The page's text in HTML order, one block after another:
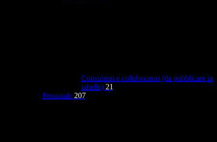
Consulenti e collaboratori (da pubblicare in
tabelle) 21
Personale 207